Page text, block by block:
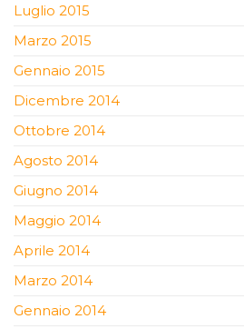
Luglio 2015
Marzo 2015
Gennaio 2015
Dicembre 2014
Ottobre 2014
Agosto 2014
Giugno 2014
Maggio 2014
Aprile 2014
Marzo 2014
Gennaio 2014